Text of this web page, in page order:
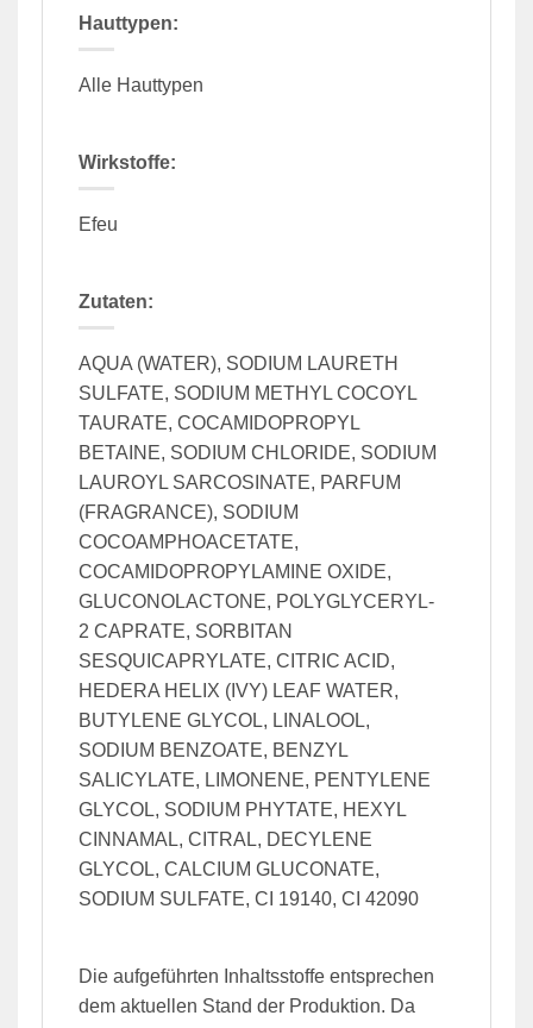
Hauttypen:
Alle Hauttypen
Wirkstoffe:
Efeu
Zutaten:
AQUA (WATER), SODIUM LAURETH
SULFATE, SODIUM METHYL COCOYL
TAURATE, COCAMIDOPROPYL
BETAINE, SODIUM CHLORIDE, SODIUM
LAUROYL SARCOSINATE, PARFUM
(FRAGRANCE), SODIUM
COCOAMPHOACETATE,
COCAMIDOPROPYLAMINE OXIDE,
GLUCONOLACTONE, POLYGLYCERYL-
2 CAPRATE, SORBITAN
SESQUICAPRYLATE, CITRIC ACID,
HEDERA HELIX (IVY) LEAF WATER,
BUTYLENE GLYCOL, LINALOOL,
SODIUM BENZOATE, BENZYL
SALICYLATE, LIMONENE, PENTYLENE
GLYCOL, SODIUM PHYTATE, HEXYL
CINNAMAL, CITRAL, DECYLENE
GLYCOL, CALCIUM GLUCONATE,
SODIUM SULFATE, CI 19140, CI 42090
Die aufgeführten Inhaltsstoffe entsprechen
dem aktuellen Stand der Produktion. Da